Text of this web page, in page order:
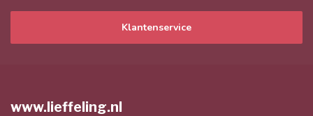
Klantenservice
www.lieffeling.nl